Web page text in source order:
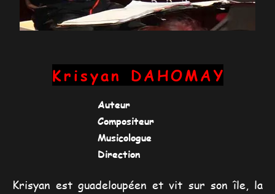
Krisyan DAHOMAY
Auteur
Compositeur
Musicologue
Direction
Krisyan est guadeloupéen et vit sur son île, la